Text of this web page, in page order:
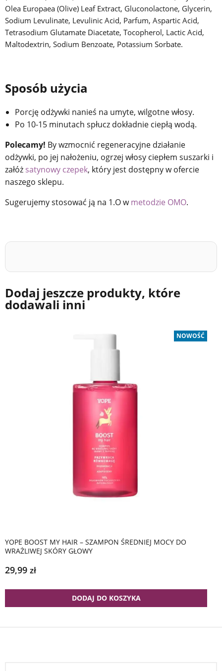
Olea Europaea (Olive) Leaf Extract, Gluconolactone, Glycerin,
Sodium Levulinate, Levulinic Acid, Parfum, Aspartic Acid,
Tetrasodium Glutamate Diacetate, Tocopherol, Lactic Acid,
Maltodextrin, Sodium Benzoate, Potassium Sorbate.
Sposób użycia
Porcję odżywki nanieś na umyte, wilgotne włosy.
Po 10-15 minutach spłucz dokładnie ciepłą wodą.
Polecamy! By wzmocnić regeneracyjne działanie
odżywki, po jej nałożeniu, ogrzej włosy ciepłem suszarki i
załóż satynowy czepek, który jest dostępny w ofercie
naszego sklepu.
Sugerujemy stosować ją na 1.O wmetodzie OMO.
Dodaj jeszcze produkty, które
dodawali inni
NOWOŚĆ
YOPE BOOST MY HAIR – SZAMPON ŚREDNIEJ MOCY DO
WRAŻLIWEJ SKÓRY GŁOWY
29,99 zł
DODAJ DO KOSZYKA